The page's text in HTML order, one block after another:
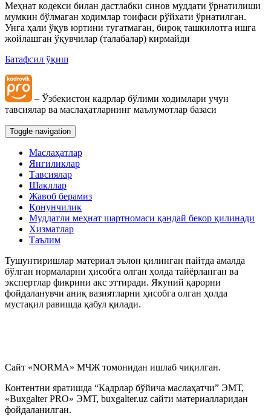
Меҳнат кодекси билан дастлабки синов муддати ўрнатилиши
мумкин бўлмаган ходимлар тоифаси рўйхати ўрнатилган.
Унга ҳали ўқув юртини тугатмаган, бироқ ташкилотга ишга
жойлашган ўқувчилар (талабалар) кирмайди
Батафсил ўқиш
– Ўзбекистон кадрлар бўлими ходимлари учун
тавсиялар ва маслаҳатларнинг маълумотлар базаси
Toggle navigation
Маслаҳатлар
Янгиликлар
Тавсиялар
Шакллар
Жавоб берамиз
Қонунчилик
Муддатли меҳнат шартномаси қандай бекор қилинади
Хизматлар
Таълим
Тушунтиришлар материал эълон қилинган пайтда амалда
бўлган нормаларни ҳисобга олган ҳолда тайёрланган ва
экспертлар фикрини акс эттиради. Якуний қарорни
фойдаланувчи аниқ вазиятларни ҳисобга олган ҳолда
мустақил равишда қабул қилади.
Сайт «NORMA» МЧЖ томонидан ишлаб чиқилган.
Контентни яратишда “Кадрлар бўйича маслаҳатчи” ЭМТ,
«Buxgalter PRO» ЭМТ, buxgalter.uz сайти материалларидан
фойдаланилган.